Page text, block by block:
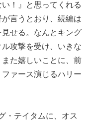
！』と思ってくれる
言うとおり、続編は
せる。なんとキング
攻撃を受け、いきな
た嬉しいことに、前
ァース演じるハリー
・テイタムに、オス